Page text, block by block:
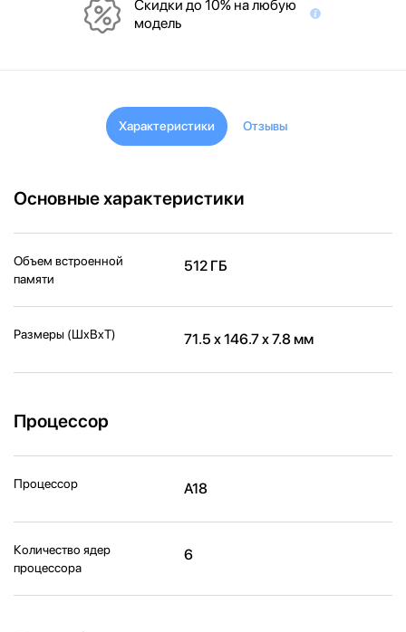
Скидки до 10% на любую
модель
Характеристики Отзывы
Основные характеристики
Объем встроенной
памяти
512 ГБ
Размеры (ШxВxТ) 71.5 x 146.7 x 7.8 мм
Процессор
Процессор A18
Количество ядер
процессора
6